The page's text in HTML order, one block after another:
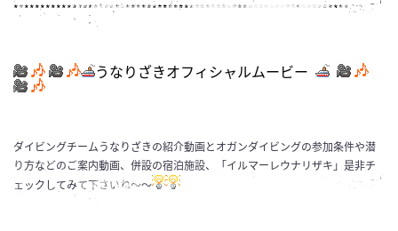
***************************************************************
うなりざきオフィシャルムービー
ダイビングチームうなりざきの紹介動画とオガンダイビングの参加条件や潜
り方などのご案内動画、併設の宿泊施設、「イルマーレウナリザキ」是非チ
ェックしてみて下さいね～～